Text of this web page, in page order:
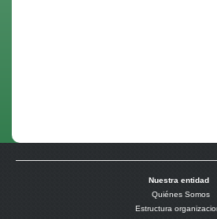
Nuestra entidad
Quiénes Somos
Estructura